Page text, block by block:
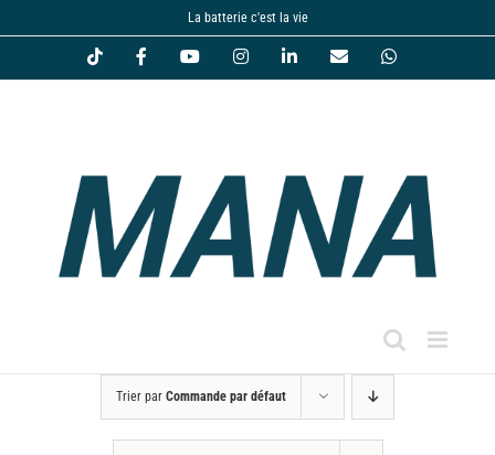
au
La batterie c'est la vie
Tiktok FacebookYouTubeInstagramLinkedInEmail WhatsApp
Trier par Commande par défaut